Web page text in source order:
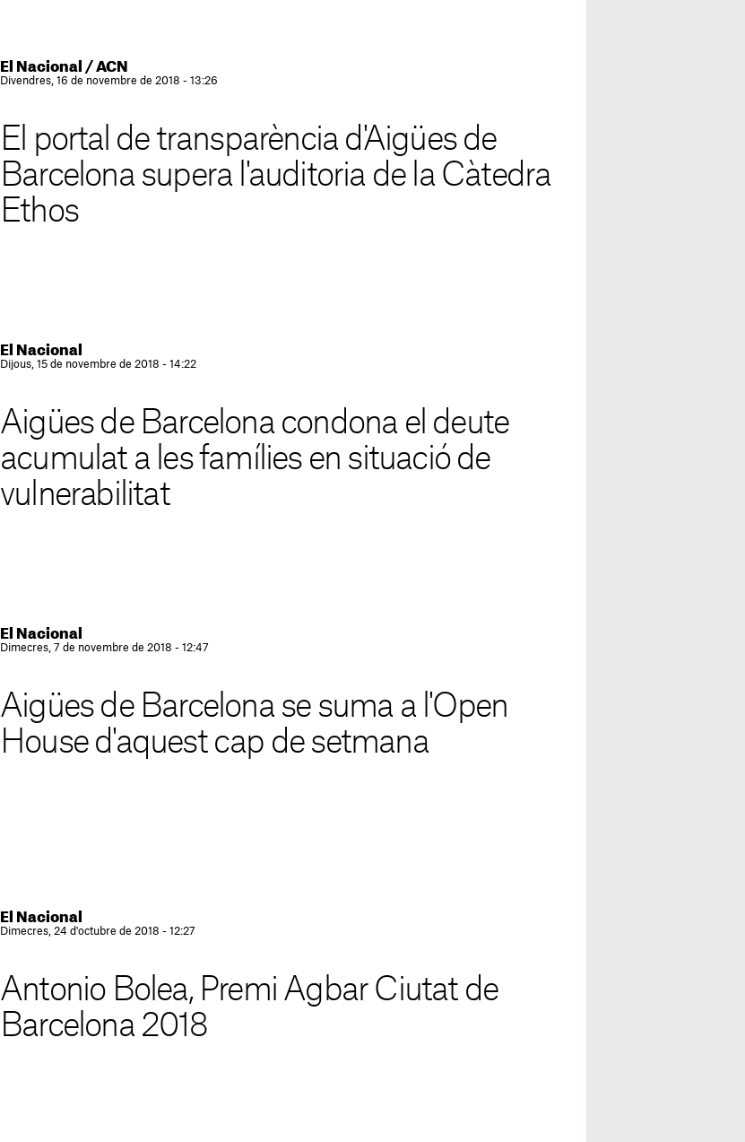
El Nacional / ACN
Divendres, 16 de novembre de 2018 - 13:26
El portal de transparència d'Aigües de
Barcelona supera l'auditoria de la Càtedra
Ethos
El Nacional
Dijous, 15 de novembre de 2018 - 14:22
Aigües de Barcelona condona el deute
acumulat a les famílies en situació de
vulnerabilitat
El Nacional
Dimecres, 7 de novembre de 2018 - 12:47
Aigües de Barcelona se suma a l'Open
House d'aquest cap de setmana
El Nacional
Dimecres, 24 d'octubre de 2018 - 12:27
Antonio Bolea, Premi Agbar Ciutat de
Barcelona 2018